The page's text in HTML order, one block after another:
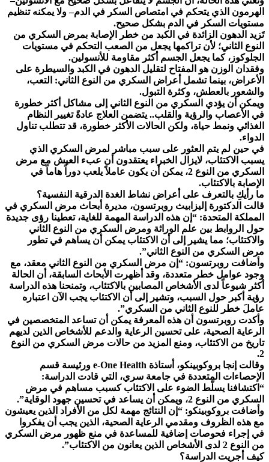
الهرمون الذي يتحكم في امتصاص السكر في الدم– ولا يمكنه تنظيم
مستويات السكر في الدم بشكل صحيح.
تَزيد الدهون الزائدة في الكبد من خطر الإصابة بمرض السكري من
النوع الثاني؛ لأن تراكمها يجعل من الصعب التحكم في مستويات
الجلوكوز، كما يجعل الجسم أكثر مقاومة للأنسولين.
وفقدان الوزن هو المفتاح لتقليل الدهون في الكبد والسيطرة على
الأعراض، بينما تشمل أعراض السكري من النوع الثاني: التعب،
والشعور بالعطش، وكثرة التبول.
ويمكن أن يؤدي السكري من النوع الثاني إلى مشاكل أكثر خطورة
في الأعصاب والرؤية والقلب.. يتضمن العلاج عادةً تغيير النظام
الغذائي ونمط حياة، ولكن الحالات الأكثر خطورة، قد تتطلب تناول
الدواء.
في حين لم يتم العثور على سبب مباشر لمرض السكري الذي
يسبب الاكتئاب، لايزال الخبراء يعتقدون أن عبء العيش مع مرض
السكري من النوع 2، يمكن أن يكون عاملاً يلعب دوراً هاماً في
الإصابة بالاكتئاب.
ما رأيكِ بالتعرف على أعراض نشاط الغدة الدرقية النفسية؟
قالت الدكتورة إليزابيث روبرتسون، مديرة أبحاث مرض السكري في
المملكة المتحدة: “إن هذه الدراسة المهمة للغاية، تعطينا رؤى جديدة
حول الروابط بين علم الوراثة ومرض السكري من النوع الثاني
والاكتئاب؛ مما يشير إلى أن الاكتئاب يمكن أن يساهم في تطور
مرض السكري من النوع الثاني”.
وأضافت روبرتسون: “إن مرض السكري من النوع الثاني معقد، مع
وجود عوامل خطر متعددة، وقد أظهرت الأبحاث السابقة، أن الحالة
أكثر شيوعاً لدى الأشخاص المصابين بالاكتئاب، وتمنحنا هذه الدراسة
رؤية أكبر حول السبب، وتشير إلى أن الاكتئاب يجب الآن اعتباره
عاملَ خطر للنوع الثاني من السكري”.
وأكدت روبرتسون أن هذه المعرفة يمكن أن تساعد المتخصصين في
الرعاية الصحية، على تحسين الرعاية والدعم للأشخاص الذين لديهم
تاريخ من الاكتئاب، ومنع المزيد من حالات مرض السكري من النوع
2.
وقالت إنجا بروكوبينكو، أستاذة e-One Health ورئيسة قسم
الإحصاءات المتعددة في جامعة سري، التي قادت الدراسة:
“اكتشافنا يسلّط الضوء على الاكتئاب كسبب مساهم في مرض
السكري من النوع 2، ويمكن أن يساعد في تحسين جهود الوقاية”.
وأضافت بروكوبينكو: “إن النتائج مهمة لكل من الأفراد الذين يعيشون
مع هذه الظروف ومقدمي الرعاية الصحية، الذين يجب أن يفكروا
في إجراء فحوصات إضافية للمساعدة في منع ظهور مرض السكري
من النوع 2 لدى الأشخاص الذين يعانون من الاكتئاب”.
كيف أجريت الدراسة؟